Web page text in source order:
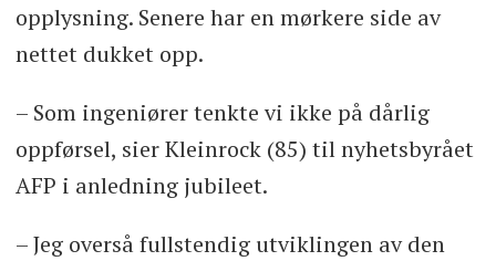
opplysning. Senere har en mørkere side av
nettet dukket opp.
– Som ingeniører tenkte vi ikke på dårlig
oppførsel, sier Kleinrock (85) til nyhetsbyrået
AFP i anledning jubileet.
– Jeg overså fullstendig utviklingen av den